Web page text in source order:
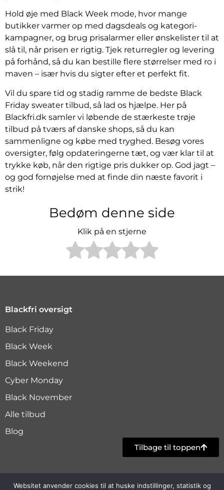
Hold øje med Black Week mode, hvor mange
butikker varmer op med dagsdeals og kategori-
kampagner, og brug prisalarmer eller ønskelister til at
slå til, når prisen er rigtig. Tjek returregler og levering
på forhånd, så du kan bestille flere størrelser med ro i
maven – især hvis du sigter efter et perfekt fit.
Vil du spare tid og stadig ramme de bedste Black
Friday sweater tilbud, så lad os hjælpe. Her på
Blackfri.dk samler vi løbende de stærkeste trøje
tilbud på tværs af danske shops, så du kan
sammenligne og købe med tryghed. Besøg vores
oversigter, følg opdateringerne tæt, og vær klar til at
trykke køb, når den rigtige pris dukker op. God jagt –
og god fornøjelse med at finde din næste favorit i
strik!
Bedøm denne side
Klik på en stjerne
Blackfri oversigt
Black Friday
Black Week
Black Weekend
Cyber Monday
Black November
Alle tilbud
Blog
Tilbage til toppen
Copyright © 2024 Blackfri.dk |Cookie- og
Websitet anvender cookies til at huske indstillinger, statistik og